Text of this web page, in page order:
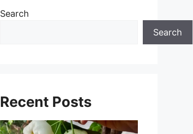
Search
Search
Recent Posts